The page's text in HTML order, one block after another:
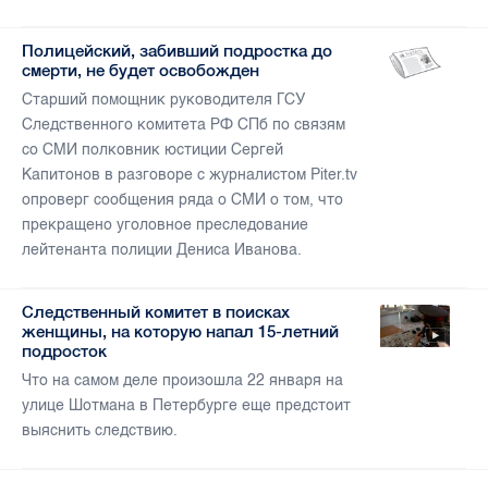
Полицейский, забивший подростка до
смерти, не будет освобожден
Старший помощник руководителя ГСУ
Следственного комитета РФ СПб по связям
со СМИ полковник юстиции Сергей
Капитонов в разговоре с журналистом Piter.tv
опроверг сообщения ряда о СМИ о том, что
прекращено уголовное преследование
лейтенанта полиции Дениса Иванова.
Следственный комитет в поисках
женщины, на которую напал 15-летний
подросток
Что на самом деле произошла 22 января на
улице Шотмана в Петербурге еще предстоит
выяснить следствию.